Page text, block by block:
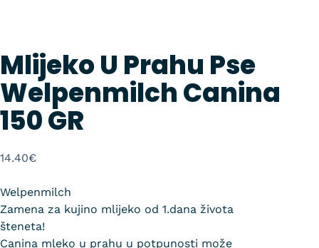
Mlijeko U Prahu Pse
Welpenmilch Canina
150 GR
14.40€
Welpenmilch
Zamena za kujino mlijeko od 1.dana života
šteneta!
Canina mleko u prahu u potpunosti može